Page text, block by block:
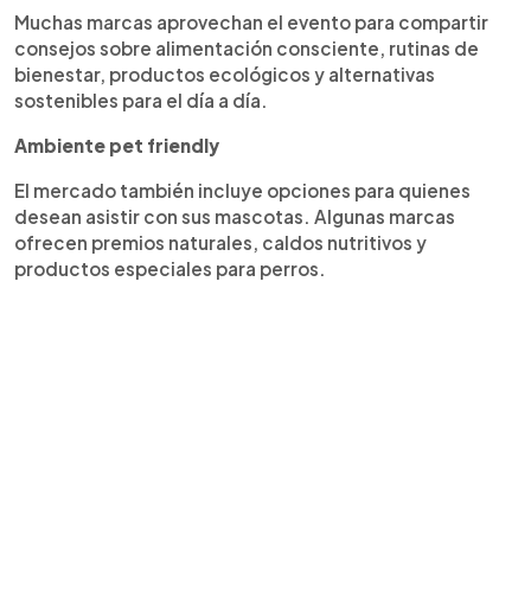
Muchas marcas aprovechan el evento para compartir
consejos sobre alimentación consciente, rutinas de
bienestar, productos ecológicos y alternativas
sostenibles para el día a día.
Ambiente pet friendly
El mercado también incluye opciones para quienes
desean asistir con sus mascotas. Algunas marcas
ofrecen premios naturales, caldos nutritivos y
productos especiales para perros.